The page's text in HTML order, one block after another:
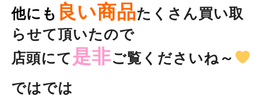
他にも 良い商品たくさん買い取
らせて頂いたので
店頭にて 是非ご覧くださいね～
ではでは